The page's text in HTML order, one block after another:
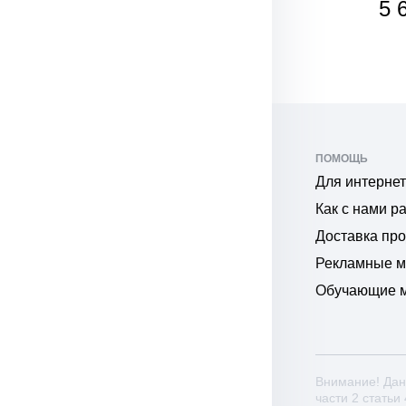
5
ПОМОЩЬ
Для
Как с нами
Доставка
Рекламные
Обучающие
Внимание!
части 2